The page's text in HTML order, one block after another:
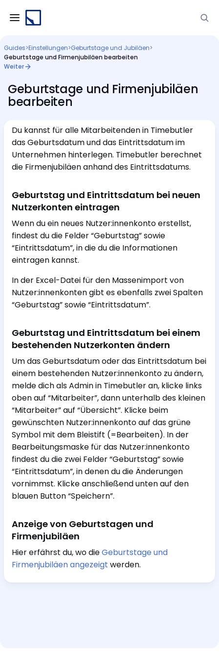
Guides>Einstellungen>Geburtstage und Jubiläen>
Geburtstage und Firmenjubiläen bearbeiten
Weiter
Geburtstage und Firmenjubiläen
bearbeiten
Du kannst für alle Mitarbeitenden in Timebutler
das Geburtsdatum und das Eintrittsdatum im
Unternehmen hinterlegen. Timebutler berechnet
die Firmenjubiläen anhand des Eintrittsdatums.
Geburtstag und Eintrittsdatum bei neuen
Nutzerkonten eintragen
Wenn du ein neues Nutzer:innenkonto erstellst,
findest du die Felder “Geburtstag” sowie
“Eintrittsdatum”, in die du die Informationen
eintragen kannst.
In der Excel-Datei für den Massenimport von
Nutzer:innenkonten gibt es ebenfalls zwei Spalten
“Geburtstag” sowie “Eintrittsdatum”.
Geburtstag und Eintrittsdatum bei einem
bestehenden Nutzerkonten ändern
Um das Geburtsdatum oder das Eintrittsdatum bei
einem bestehenden Nutzer:innenkonto zu ändern,
melde dich als Admin in Timebutler an, klicke links
oben auf “Mitarbeiter”, dann unterhalb des kleinen
“Mitarbeiter” auf “Übersicht”. Klicke beim
gewünschten Nutzer:innenkonto auf das grüne
Symbol mit dem Bleistift (=Bearbeiten). In der
Bearbeitungsmaske für das Nutzer:innenkonto
findest du die zwei Felder “Geburtstag” sowie
“Eintrittsdatum”, in denen du die Änderungen
vornimmst. Klicke anschließend unten auf den
blauen Button “Speichern”.
Anzeige von Geburtstagen und
Firmenjubiläen
Hier erfährst du, wo dieGeburtstage und
Firmenjubiläen angezeigt werden.